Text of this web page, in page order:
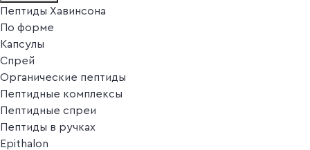
Пептиды Хавинсона
По форме
Капсулы
Спрей
Органические пептиды
Пептидные комплексы
Пептидные спреи
Пептиды в ручках
Epithalon